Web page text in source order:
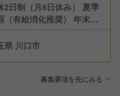
2日制（月8日休み） 夏季
（有給消化推奨） 年末年
暇（有給消化推奨） GW
（有給消化推奨）
県 川口市
募集要項を先にみる